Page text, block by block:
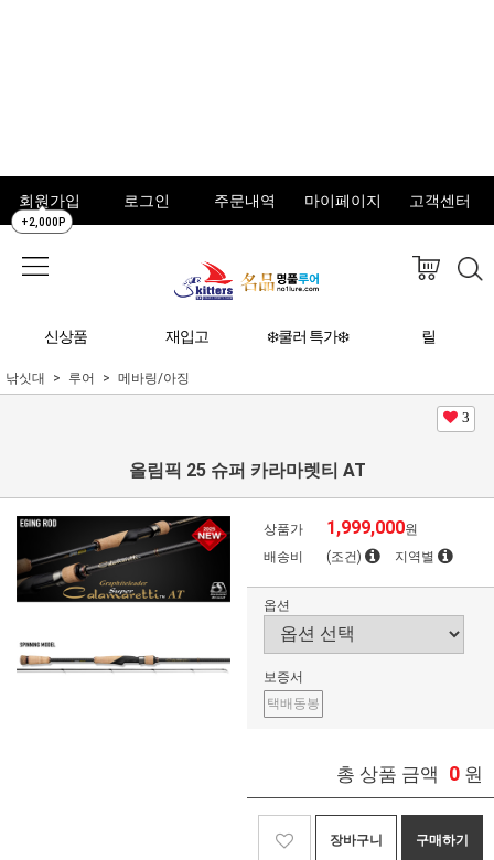
회원가입
+2,000P
로그인 주문내역 마이페이지 고객센터
신상품 재입고 ❄️쿨러 특가❄️ 릴
낚싯대 루어 메바링/아징
3
올림픽 25 슈퍼 카라마렛티 AT
상품가 1,999,000원
배송비
(조건) 지역별
옵션
보증서
택배동봉
총 상품 금액 0 원
장바구니 구매하기